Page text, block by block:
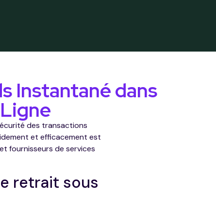
Instantané dans
des transactions
et efficacement est
fournisseurs de services
retrait sous